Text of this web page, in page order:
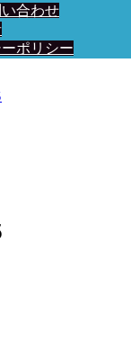
合わせ
ポリシー